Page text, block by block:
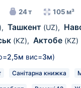
24 т 105 м³
, Ташкент (UZ),
(KZ), Актобе (KZ)
2,5м вис=3м)
Санітарна книжка